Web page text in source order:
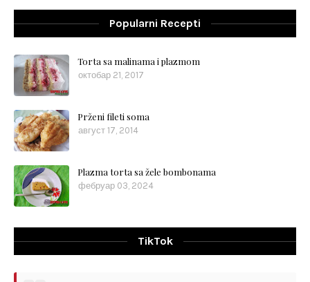
Popularni Recepti
Torta sa malinama i plazmom
октобар 21, 2017
Prženi fileti soma
август 17, 2014
Plazma torta sa žele bombonama
фебруар 03, 2024
TikTok